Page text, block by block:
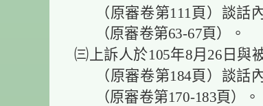
（原審卷第111頁）談話
（原審卷第63-67頁）。
㈢上訴人於105年8月26日與
（原審卷第184頁）談話
（原審卷第170-183頁）。